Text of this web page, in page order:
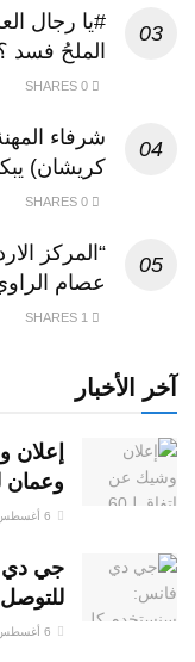
#يا رجال العلم يا
الملحُ فسد ؟!
شرفاء المهنة
كريشان) يبكيان
“المركز الاردني
عصام الراوي
وعمان لفتح
جي دي فانس:
للتوصل إلى حل